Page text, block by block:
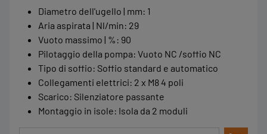
Diametro dell'ugello | mm: 1
Aria aspirata | Nl/min: 29
Vuoto massimo | % : 90
Pilotaggio della pompa: Vuoto NC /soffio NC
Tipo di soffio: Soffio standard e automatico
Collegamenti elettrici: 2 x M8 4 poli
Scarico: Silenziatore passante
Montaggio in isole: Isola da 2 moduli